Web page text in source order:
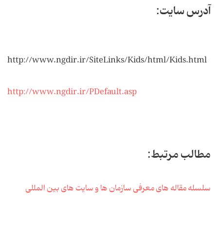
آدرس سایت:
http://www.ngdir.ir/SiteLinks/Kids/html/Kids.html
http://www.ngdir.ir/PDefault.asp
مطالب مرتبط:
سلسله مقاله های معرفی سازمان ها و سایت های بین المللی